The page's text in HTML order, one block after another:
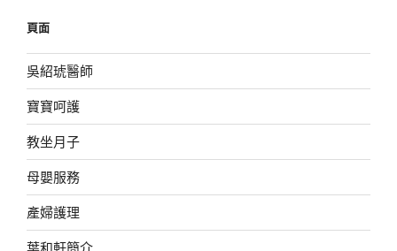
字:
頁面
吳紹琥醫師
寶寶呵護
教坐月子
母嬰服務
產婦護理
葉和軒簡介